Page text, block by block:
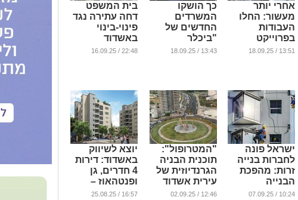
אחרי יותר
מעשור: החלו
העבודות
בפרוייקט
התקוע בלב
13:51 / 18.09.25
כך הושקו
המשרדים
החדשים של
"ביכלר
השקעות ויזמות
13:43 / 18.09.25
בית המשפט
דחה עתירה נגד
פינוי-בינוי
באשדוד
...
22:48 / 16.09.25
ישראל פונה
לחברות בנייה
זרות: מהפכת
הבנייה
המתועשת
10:24 / 07.09.25
"המטרופול":
תוכנית הבניה
הגרנדיוזית של
עירית אשדוד
...
12:46 / 02.09.25
יוצא לשיווק
באשדוד: דירות
4 חדרים, גן
ופנטהאוז –
בפרויקט כפתור
16:57 / 25.08.25